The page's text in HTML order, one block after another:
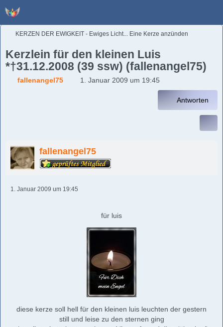
KERZEN DER EWIGKEIT - Ewiges Licht... Eine Kerze anzünden
Kerzlein für den kleinen Luis
*†31.12.2008 (39 ssw) (fallenangel75)
fallenangel75 1. Januar 2009 um 19:45
Antworten
fallenangel75
1. Januar 2009 um 19:45
für luis
diese kerze soll hell für den kleinen luis leuchten der gestern
still und leise zu den sternen ging